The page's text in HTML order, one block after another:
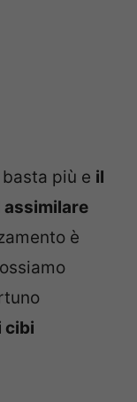
più e il
assimilare
è
cibi